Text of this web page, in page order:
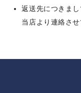
返送先につきま
当店より連絡させ